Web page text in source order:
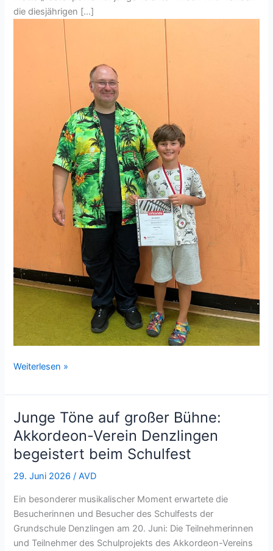
die diesjährigen […]
Erfolgreiche
am
20.
Bezirksjugendwettbewerb
des
Deutschen
Verbandes
Weiterlesen »
Junge Töne auf großer Bühne:
Akkordeon-Verein Denzlingen
begeistert beim Schulfest
29. Juni 2026/AVD
Ein besonderer musikalischer Moment erwartete die
Besucherinnen und Besucher des Schulfests der
Grundschule Denzlingen am 20. Juni: Die Teilnehmerinnen
und Teilnehmer des Schulprojekts des Akkordeon-Vereins